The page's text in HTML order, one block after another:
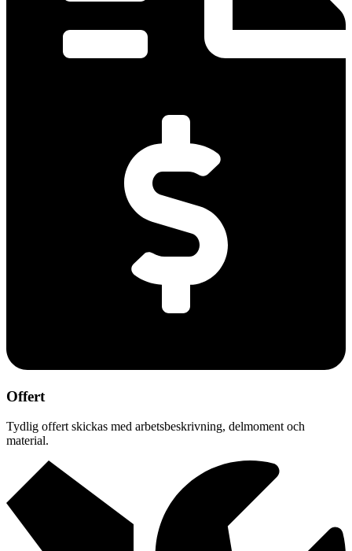
Offert
Tydlig offert skickas med arbetsbeskrivning, delmoment och
material.